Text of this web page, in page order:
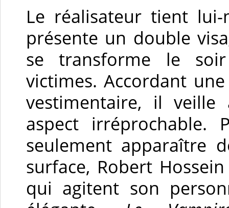
Le réalisateur tient
présente un double
se transforme le
victimes. Accordant
vestimentaire, il veille
aspect irréprochable.
seulement apparaître
surface, Robert
qui agitent son